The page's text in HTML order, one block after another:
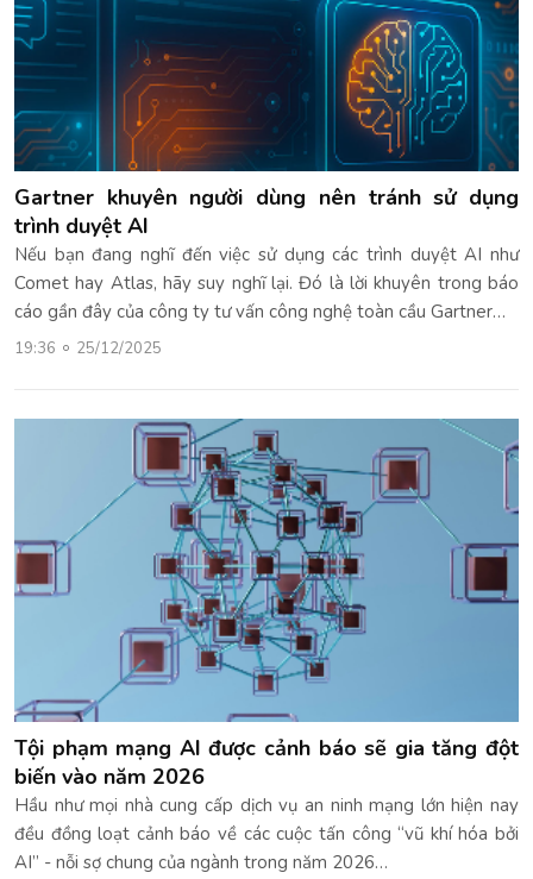
Gartner khuyên người dùng nên tránh sử dụng
trình duyệt AI
Nếu bạn đang nghĩ đến việc sử dụng các trình duyệt AI như
Comet hay Atlas, hãy suy nghĩ lại. Đó là lời khuyên trong báo
cáo gần đây của công ty tư vấn công nghệ toàn cầu Gartner…
19:36 25/12/2025
Tội phạm mạng AI được cảnh báo sẽ gia tăng đột
biến vào năm 2026
Hầu như mọi nhà cung cấp dịch vụ an ninh mạng lớn hiện nay
đều đồng loạt cảnh báo về các cuộc tấn công “vũ khí hóa bởi
AI” - nỗi sợ chung của ngành trong năm 2026…